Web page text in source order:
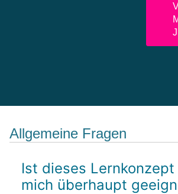
Allgemeine Fragen
Ist dieses
mich überhaupt